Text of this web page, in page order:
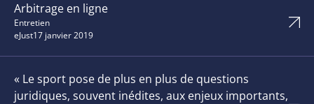
Arbitrage en ligne
Entretien
eJust17 janvier 2019
« Le sport pose de plus en plus de questions
juridiques, souvent inédites, aux enjeux importants,